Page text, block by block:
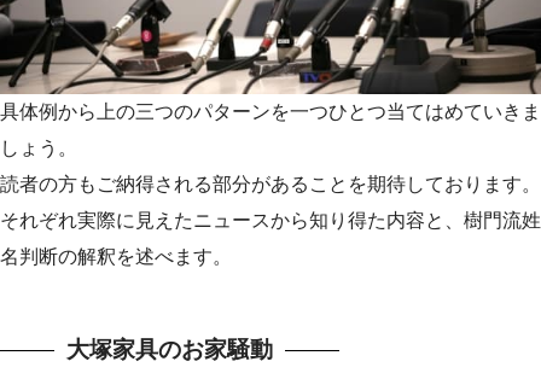
具体例から上の三つのパターンを一つひとつ当てはめていきま
しょう。
読者の方もご納得される部分があることを期待しております。
それぞれ実際に見えたニュースから知り得た内容と、樹門流姓
名判断の解釈を述べます。
大塚家具のお家騒動